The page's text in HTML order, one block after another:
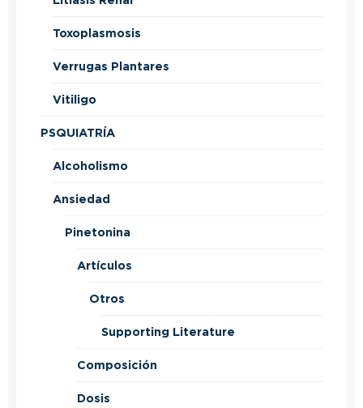
Toxoplasmosis
Verrugas Plantares
Vitiligo
PSQUIATRÍA
Alcoholismo
Ansiedad
Pinetonina
Artículos
Otros
Supporting Literature
Composición
Dosis